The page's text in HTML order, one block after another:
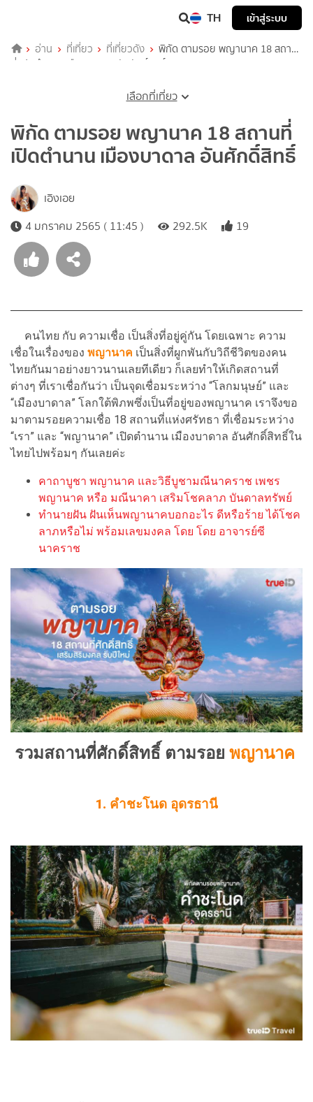
TH เข้าสู่ระบบ
อ่าน ที่เที่ยว ที่เที่ยวดัง
พิกัด ตามรอย พญานาค 18 สถาน
ที่ เปิดตำนาน เมืองบาดาล อันศักดิ์สิทธิ์
เลือกที่เที่ยว
พิกัด ตามรอย พญานาค 18 สถานที่
เปิดตำนาน เมืองบาดาล อันศักดิ์สิทธิ์
เอิงเอย
4 มกราคม 2565 ( 11:45 )
292.5K 19
คนไทย กับ ความเชื่อ เป็นสิ่งที่อยู่คู่กัน โดยเฉพาะ ความ
เชื่อในเรื่องของ พญานาค เป็นสิ่งที่ผูกพันกับวิถีชีวิตของคน
ไทยกันมาอย่างยาวนานเลยทีเดียว ก็เลยทำให้เกิดสถานที่
ต่างๆ ที่เราเชื่อกันว่า เป็นจุดเชื่อมระหว่าง “โลกมนุษย์” และ
“เมืองบาดาล” โลกใต้พิภพซึ่งเป็นที่อยู่ของพญานาค เราจึงขอ
มาตามรอยความเชื่อ 18 สถานที่แห่งศรัทธา ที่เชื่อมระหว่าง
“เรา” และ “พญานาค” เปิดตำนาน เมืองบาดาล อันศักดิ์สิทธิ์ใน
ไทยไปพร้อมๆ กันเลยค่ะ
คาถาบูชา พญานาค และวิธีบูชามณีนาคราช เพชร
พญานาค หรือ มณีนาคา เสริมโชคลาภ บันดาลทรัพย์
ทำนายฝัน ฝันเห็นพญานาคบอกอะไร ดีหรือร้าย ได้โชค
ลาภหรือไม่ พร้อมเลขมงคล โดย โดย อาจารย์ซี
นาคราช
รวมสถานที่ศักดิ์สิทธิ์ ตามรอย พญานาค
1. คำชะโนด อุดรธานี